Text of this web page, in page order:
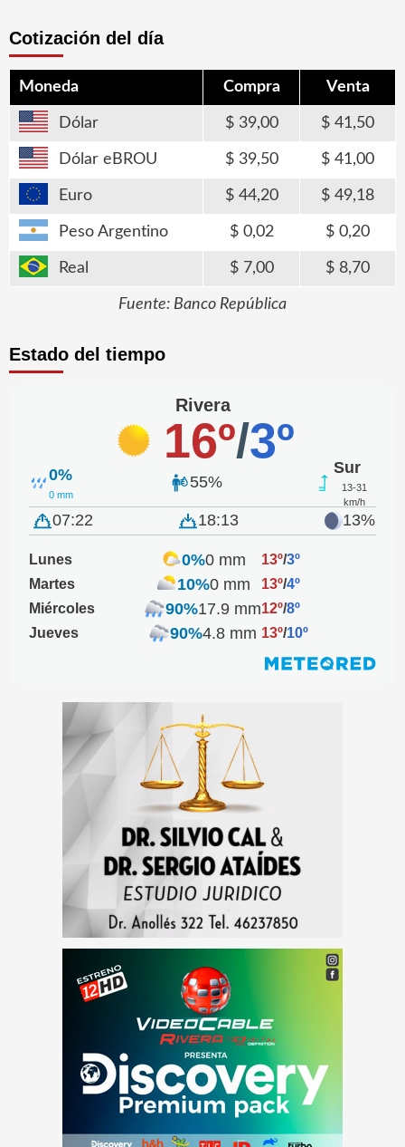
Cotización del día
Moneda Compra Venta
Dólar 39,00 41,50
Dólar eBROU 39,50 41,00
Euro 44,20 49,18
Peso Argentino 0,02 0,20
Real 7,00 8,70
Fuente: Banco República
Estado del tiempo
Rivera
16º/3º
0%
0 mm
55%
Sur
13-31
km/h
07:22 18:13 13%
Lunes 0%0 mm 13º/3º
Martes
10%0 mm 13º/4º
Miércoles
90%17.9 mm12º/8º
Jueves
90%4.8 mm 13º/10º